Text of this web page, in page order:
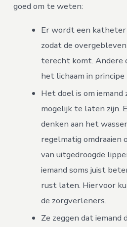
goed om te weten:
Er wordt een
zodat de
terecht komt.
het lichaam in
Het doel is om
mogelijk te laten zijn.
denken aan het
regelmatig omdraaien
van uitgedroogde
iemand soms juist
rust laten. Hiervoor
de zorgverleners.
Ze zeggen dat iemand